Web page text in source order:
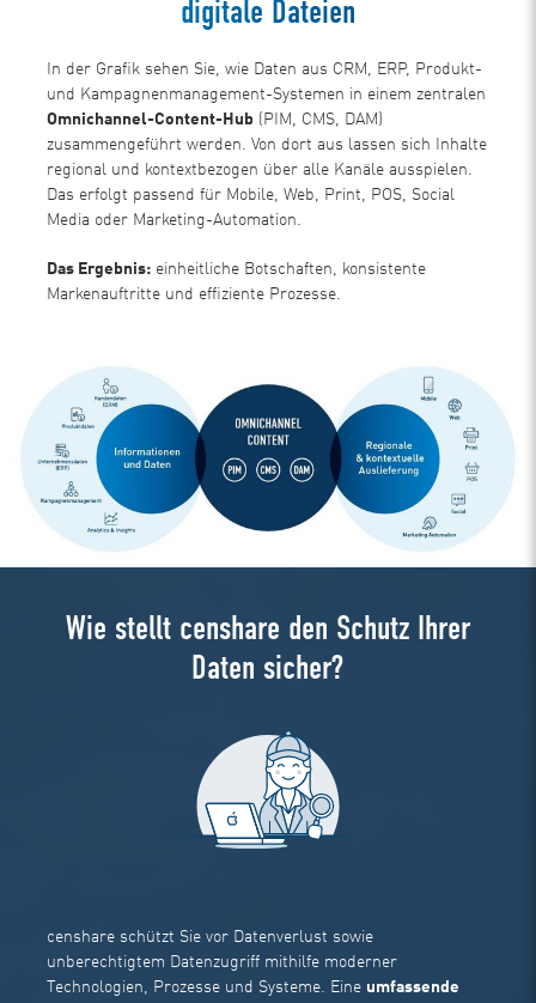
digitale Dateien
In der Grafik sehen Sie, wie Daten aus CRM, ERP, Produkt-
und Kampagnenmanagement-Systemen in einem zentralen
Omnichannel-Content-Hub (PIM, CMS, DAM)
zusammengeführt werden. Von dort aus lassen sich Inhalte
regional und kontextbezogen über alle Kanäle ausspielen.
Das erfolgt passend für Mobile, Web, Print, POS, Social
Media oder Marketing-Automation.
Das Ergebnis: einheitliche Botschaften, konsistente
Markenauftritte und effiziente Prozesse.
Wie stellt censhare den Schutz Ihrer
Daten sicher?
censhare schützt Sie vor Datenverlust sowie
unberechtigtem Datenzugriff mithilfe moderner
Technologien, Prozesse und Systeme. Eine umfassende